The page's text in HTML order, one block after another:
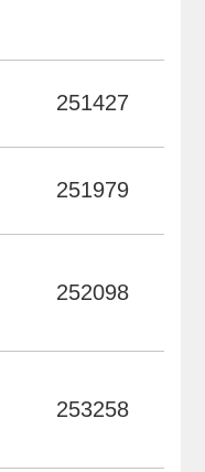
251427
251979
252098
253258